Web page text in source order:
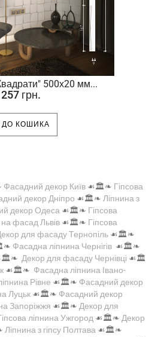
500х20 мм...
257 грн.
ДО КОШИКА
Фасадний декор Київ ☙🏛️❧ Гіпсова
декор Дніпро ☙🏛️❧ Ліпнина з
декор Одеса ☙🏛️❧ Гіпсова
фасад Львів ☙🏛️❧ Гіпсова
для фасаду Тернопіль ☙🏛️❧
Фасадна ліпнина Чернігів ☙🏛️❧
Декор для фасаду Чернівці ☙🏛️
☙🏛️❧ Фасадна ліпнина Івано-
Рівне ☙🏛️❧ Фасадний декор
Луцьк ☙🏛️❧ Фасадний декор
Запоріжжя ☙🏛️❧ Декор для
ліпнина Ужгород ☙🏛️❧ Декор
Ліпнина з гіпсу Полтава ☙🏛️❧